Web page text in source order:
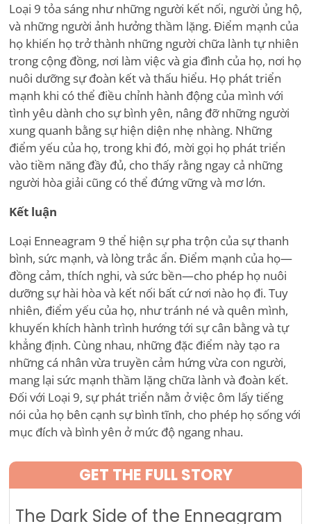
Loại 9 tỏa sáng như những người kết nối, người ủng hộ,
và những người ảnh hưởng thầm lặng. Điểm mạnh của
họ khiến họ trở thành những người chữa lành tự nhiên
trong cộng đồng, nơi làm việc và gia đình của họ, nơi họ
nuôi dưỡng sự đoàn kết và thấu hiểu. Họ phát triển
mạnh khi có thể điều chỉnh hành động của mình với
tình yêu dành cho sự bình yên, nâng đỡ những người
xung quanh bằng sự hiện diện nhẹ nhàng. Những
điểm yếu của họ, trong khi đó, mời gọi họ phát triển
vào tiềm năng đầy đủ, cho thấy rằng ngay cả những
người hòa giải cũng có thể đứng vững và mơ lớn.
Kết luận
Loại Enneagram 9 thể hiện sự pha trộn của sự thanh
bình, sức mạnh, và lòng trắc ẩn. Điểm mạnh của họ—
đồng cảm, thích nghi, và sức bền—cho phép họ nuôi
dưỡng sự hài hòa và kết nối bất cứ nơi nào họ đi. Tuy
nhiên, điểm yếu của họ, như tránh né và quên mình,
khuyến khích hành trình hướng tới sự cân bằng và tự
khẳng định. Cùng nhau, những đặc điểm này tạo ra
những cá nhân vừa truyền cảm hứng vừa con người,
mang lại sức mạnh thầm lặng chữa lành và đoàn kết.
Đối với Loại 9, sự phát triển nằm ở việc ôm lấy tiếng
nói của họ bên cạnh sự bình tĩnh, cho phép họ sống với
mục đích và bình yên ở mức độ ngang nhau.
GET THE FULL STORY
The Dark Side of the Enneagram